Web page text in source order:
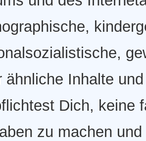
ähnliche Inhalte
Dich, keine
zu machen